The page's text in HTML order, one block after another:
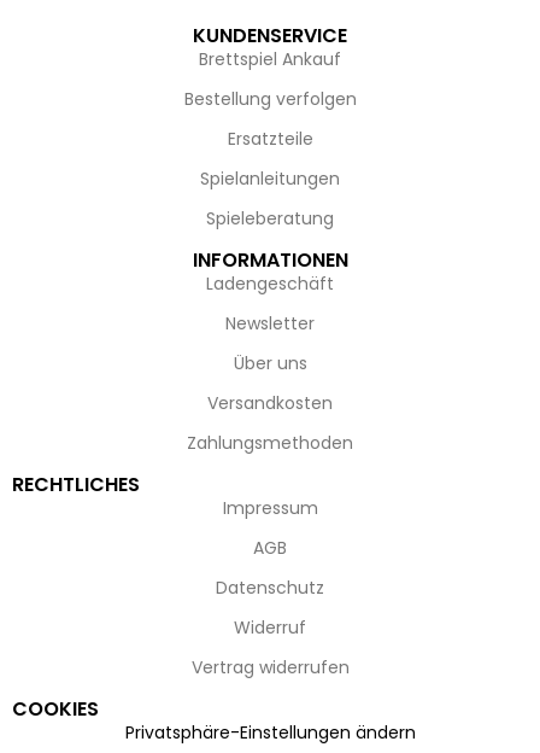
KUNDENSERVICE
Brettspiel Ankauf
Bestellung verfolgen
Ersatzteile
Spielanleitungen
Spieleberatung
INFORMATIONEN
Ladengeschäft
Newsletter
Über uns
Versandkosten
Zahlungsmethoden
RECHTLICHES
Impressum
AGB
Datenschutz
Widerruf
Vertrag widerrufen
COOKIES
Privatsphäre-Einstellungen ändern